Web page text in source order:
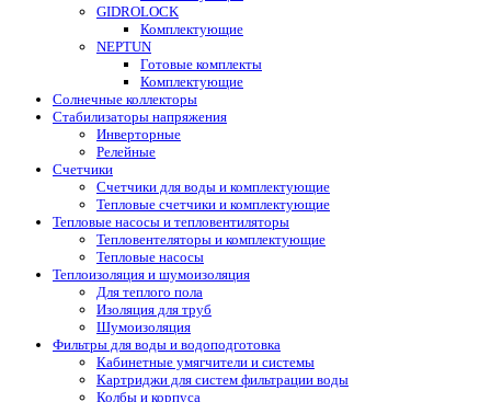
GIDROLOCK
Комплектующие
NEPTUN
Готовые комплекты
Комплектующие
Солнечные коллекторы
Стабилизаторы напряжения
Инверторные
Релейные
Счетчики
Счетчики для воды и комплектующие
Тепловые счетчики и комплектующие
Тепловые насосы и тепловентиляторы
Тепловентеляторы и комплектующие
Тепловые насосы
Теплоизоляция и шумоизоляция
Для теплого пола
Изоляция для труб
Шумоизоляция
Фильтры для воды и водоподготовка
Кабинетные умягчители и системы
Картриджи для систем фильтрации воды
Колбы и корпуса